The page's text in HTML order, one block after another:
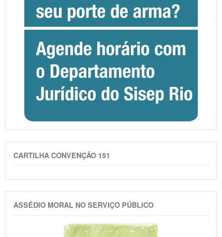
CARTILHA CONVENÇÃO 151
ASSÉDIO MORAL NO SERVIÇO PÚBLICO